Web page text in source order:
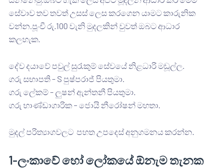
සේවාව තව තවත් උසස් ලෙස කරගෙන යාමට කාරුනික
වන්න.පූංචී රු.100 වැනි මුදලකින් වුවත් ඔබට ආධාර
කලහැක.
දේව දයාවේ පවුල් සුරැකුම් සේවයේ නිළධාරි මඩූල්ල.
ගරු සභාපති – S පුෂ්පරාජ් පියතුමා.
ගරු ලේකම් – ලුෂන් ඇන්තනී පියතුමා.
ගරු භාණ්ඩාගාරික – ජොයි නීරෝෂන් මහතා.
මුදල් පරිත්‍යාගවලට පහත උපදෙස් අනුගමනය කරන්න.
1-ලංකාවේ හෝ ලෝකයේ ඕනැම තැනක